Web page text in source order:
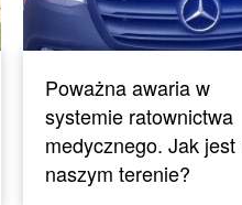
Poważna awaria w
systemie ratownictwa
medycznego. Jak jest
naszym terenie?